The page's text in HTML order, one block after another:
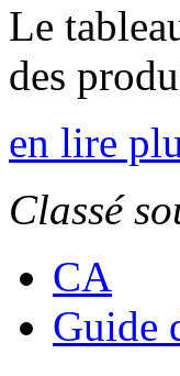
Le
des
en lire
Classé
CA
Guide